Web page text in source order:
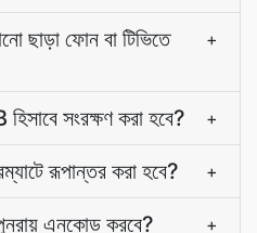
ছাড়া ফোন বা টিভিতে
+
সংরক্ষণ করা হবে? +
রূপান্তর করা হবে? +
এনকোড করবে? +